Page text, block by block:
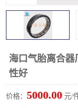
海口气胎离合器
性好
价格： 5000.00 元/